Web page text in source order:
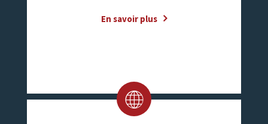
En savoir plus